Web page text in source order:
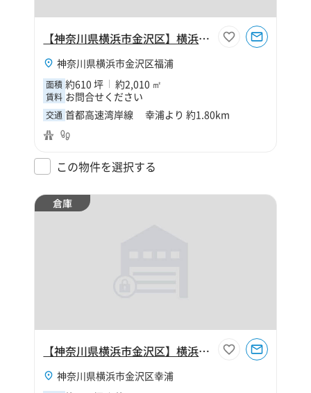
【神奈川県横浜市金沢区】横浜市金沢区福浦2丁目610坪工場
神奈川県横浜市金沢区福浦
面積 約610 坪 約2,010 ㎡
賃料 お問合せください
交通 首都高速湾岸線 幸浦より 約1.80km
この物件を選択する
倉庫
【神奈川県横浜市金沢区】横浜市金沢区幸浦2丁目250坪倉庫
神奈川県横浜市金沢区幸浦